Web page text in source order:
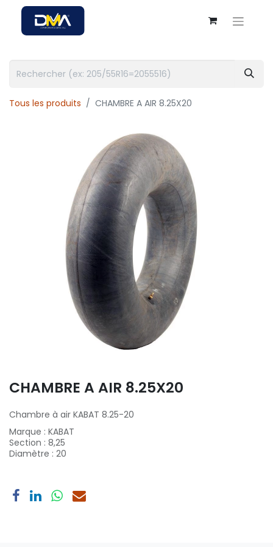
Tous les produits CHAMBRE A AIR 8.25X20
CHAMBRE A AIR 8.25X20
Chambre à air KABAT 8.25-20
Marque : KABAT
Section : 8,25
Diamètre : 20